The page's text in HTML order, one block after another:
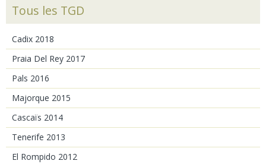
Tous les TGD
Cadix 2018
Praia Del Rey 2017
Pals 2016
Majorque 2015
Cascaïs 2014
Tenerife 2013
El Rompido 2012